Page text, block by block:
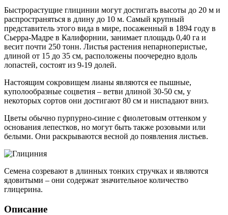
Быстрорастущие глицинии могут достигать высоты до 20 м и
распространяться в длину до 10 м. Самый крупный
представитель этого вида в мире, посаженный в 1894 году в
Сьерра-Мадре в Калифорнии, занимает площадь 0,40 га и
весит почти 250 тонн. Листья растения непарноперистые,
длиной от 15 до 35 см, расположены поочередно вдоль
лопастей, состоят из 9-19 долей.
Настоящим сокровищем лианы являются ее пышные,
куполообразные соцветия – ветви длиной 30-50 см, у
некоторых сортов они достигают 80 см и ниспадают вниз.
Цветы обычно пурпурно-синие с фиолетовым оттенком у
основания лепестков, но могут быть также розовыми или
белыми. Они раскрываются весной до появления листьев.
Семена созревают в длинных тонких стручках и являются
ядовитыми – они содержат значительное количество
глицерина.
Описание